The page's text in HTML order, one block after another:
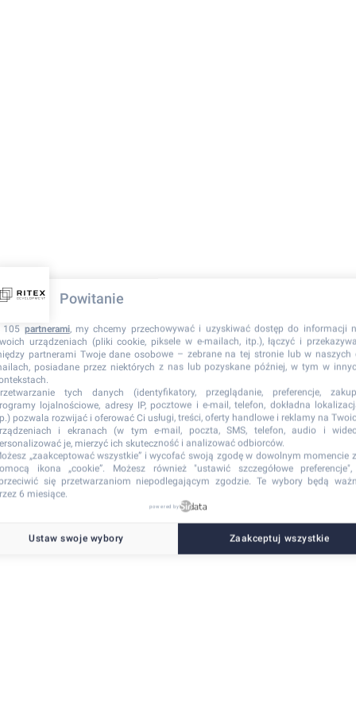
exception has occurred while loadingwww.onyx-resort.pl (see the browser
Powitanie
105 partnerami, my chcemy przechowywać i uzyskiwać dostęp do informacji
urządzeniach (pliki cookie, piksele w e-mailach, itp.), łączyć i
partnerami Twoje dane osobowe – zebrane na tej stronie lub w naszych
posiadane przez niektórych z nas lub pozyskane później, w tym w
tych danych (identyfikatory, przeglądanie, preferencje,
lojalnościowe, adresy IP, pocztowe i e-mail, telefon, dokładna
pozwala rozwijać i oferować Ci usługi, treści, oferty handlowe i reklamy na
i ekranach (w tym e-mail, poczta, SMS, telefon, audio i
je, mierzyć ich skuteczność i analizować odbiorców.
„zaakceptować wszystkie” i wycofać swoją zgodę w dowolnym momencie
ikona „cookie”. Możesz również "ustawić szczegółowe
się przetwarzaniom niepodlegającym zgodzie. Te wybory będą
6 miesiące.
powered by
Ustaw swoje wybory Zaakceptuj wszystkie